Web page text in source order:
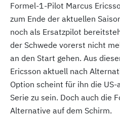
Formel-1-Pilot Marcus
zum Ende der aktuellen
noch als Ersatzpilot
der Schwede vorerst nicht
an den Start gehen. Aus
Ericsson aktuell nach
Option scheint für ihn die
Serie zu sein. Doch auch die
Alternative auf dem Schirm.